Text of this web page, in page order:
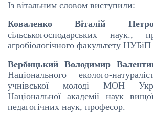
Із вітальним словом виступили:
Коваленко Віталій
сільськогосподарських наук.,
агробіологічного факультету
Вербицький Володимир
Національного еколого-
учнівської молоді МОН
Національної академії наук
педагогічних наук, професор.